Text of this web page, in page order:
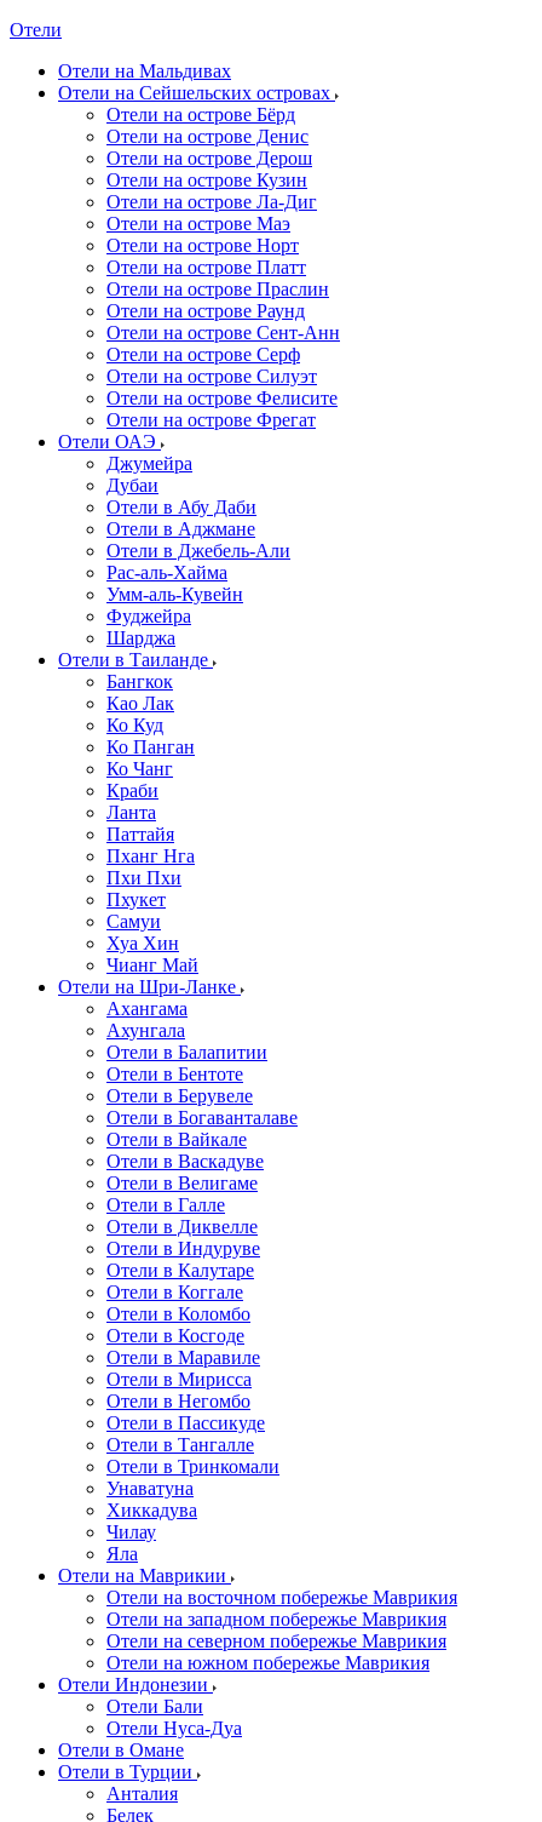
Отели
Отели на Мальдивах
Отели на Сейшельских островах
Отели на острове Бёрд
Отели на острове Денис
Отели на острове Дерош
Отели на острове Кузин
Отели на острове Ла-Диг
Отели на острове Маэ
Отели на острове Норт
Отели на острове Платт
Отели на острове Праслин
Отели на острове Раунд
Отели на острове Сент-Анн
Отели на острове Серф
Отели на острове Силуэт
Отели на острове Фелисите
Отели на острове Фрегат
Отели ОАЭ
Джумейра
Дубаи
Отели в Абу Даби
Отели в Аджмане
Отели в Джебель-Али
Рас-аль-Хайма
Умм-аль-Кувейн
Фуджейра
Шарджа
Отели в Таиланде
Бангкок
Као Лак
Ко Куд
Ко Панган
Ко Чанг
Краби
Ланта
Паттайя
Пханг Нга
Пхи Пхи
Пхукет
Самуи
Хуа Хин
Чианг Май
Отели на Шри-Ланке
Ахангама
Ахунгала
Отели в Балапитии
Отели в Бентоте
Отели в Берувеле
Отели в Богаванталаве
Отели в Вайкале
Отели в Васкадуве
Отели в Велигаме
Отели в Галле
Отели в Диквелле
Отели в Индуруве
Отели в Калутаре
Отели в Коггале
Отели в Коломбо
Отели в Косгоде
Отели в Маравиле
Отели в Мирисса
Отели в Негомбо
Отели в Пассикуде
Отели в Тангалле
Отели в Тринкомали
Унаватуна
Хиккадува
Чилау
Яла
Отели на Маврикии
Отели на восточном побережье Маврикия
Отели на западном побережье Маврикия
Отели на северном побережье Маврикия
Отели на южном побережье Маврикия
Отели Индонезии
Отели Бали
Отели Нуса-Дуа
Отели в Омане
Отели в Турции
Анталия
Белек